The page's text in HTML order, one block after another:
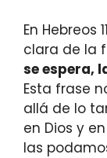
En Hebreos
clara de la
se espera,
Esta frase
allá de lo
en Dios y
las